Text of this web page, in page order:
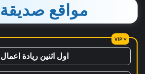
مواقع صديقة
اول اثنين ريادة اعمال